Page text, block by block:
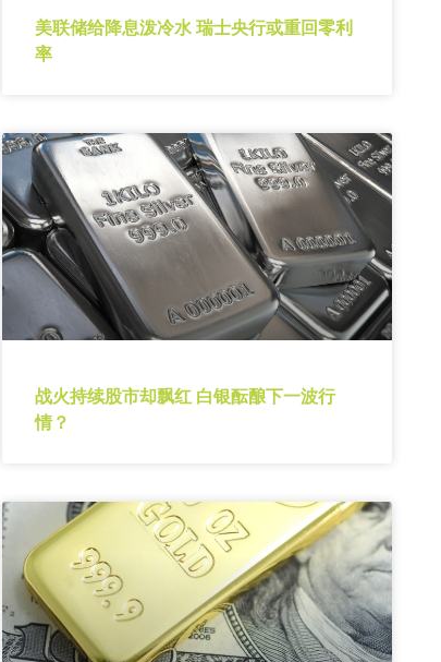
美联储给降息泼冷水 瑞士央行或重回零利
率
战火持续股市却飘红 白银酝酿下一波行
情？